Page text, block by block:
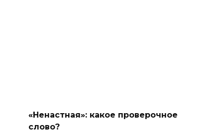
«Ненастная»: какое проверочное
слово?